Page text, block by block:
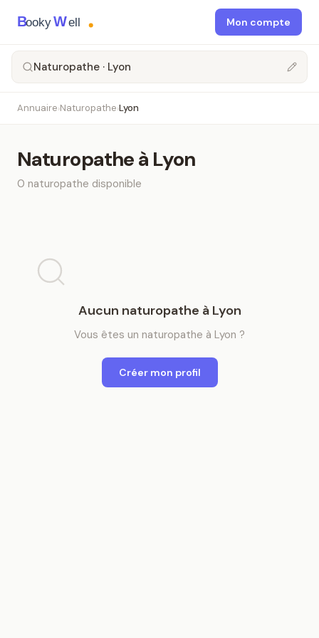
BookyWell Mon compte
Naturopathe · Lyon
Annuaire›Naturopathe›Lyon
Naturopatheà Lyon
0 naturopathe disponible
Aucun naturopathe à Lyon
Vous êtes un naturopathe à Lyon ?
Créer mon profil